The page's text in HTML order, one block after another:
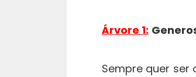
Árvore 1:
Sempre quer ser